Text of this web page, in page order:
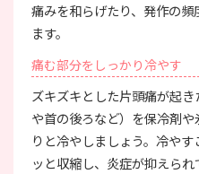
痛みを和らげたり、発作の
ます。
痛む部分をしっかり冷やす
ズキズキとした片頭痛が起
や首の後ろなど）を保冷剤
りと冷やしましょう。冷や
ッと収縮し、炎症が抑えら